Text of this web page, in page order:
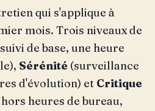
qui s'applique à
mois. Trois niveaux de
de base, une heure
Sérénité (surveillance
d'évolution) et Critique
heures de bureau,